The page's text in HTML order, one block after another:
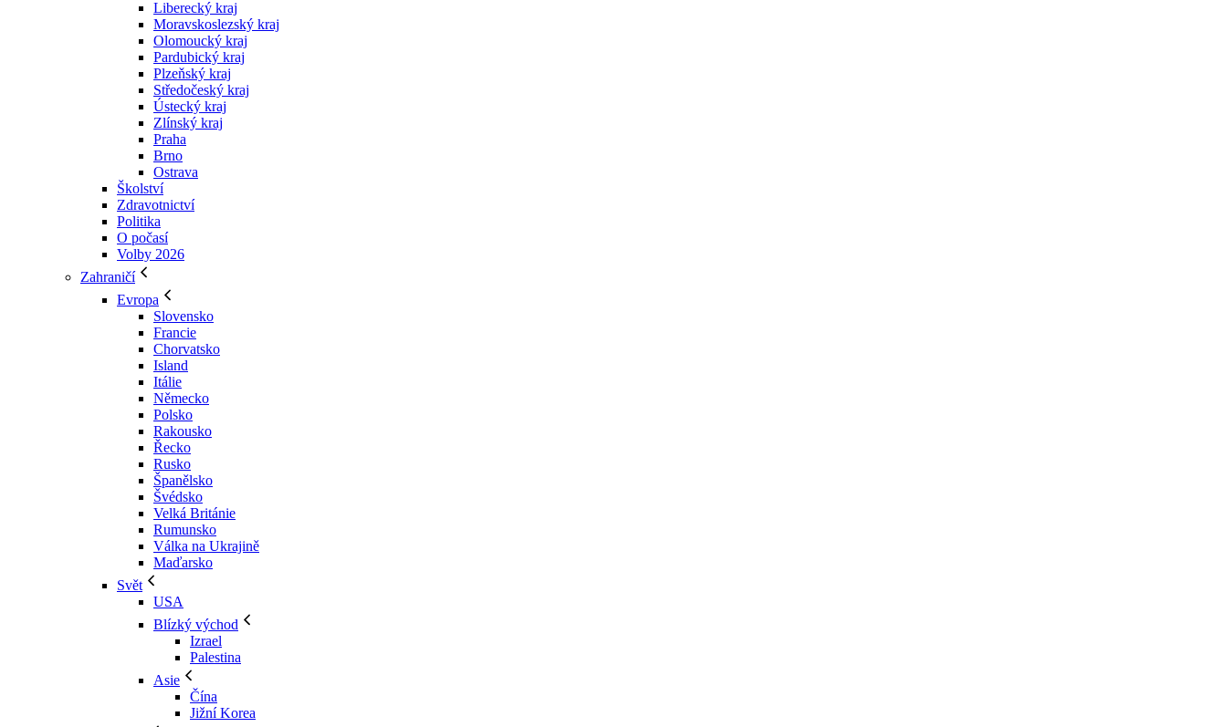
Liberecký kraj
Moravskoslezský kraj
Olomoucký kraj
Pardubický kraj
Plzeňský kraj
Středočeský kraj
Ústecký kraj
Zlínský kraj
Praha
Brno
Ostrava
Školství
Zdravotnictví
Politika
O počasí
Volby 2026
Zahraničí
Evropa
Slovensko
Francie
Chorvatsko
Island
Itálie
Německo
Polsko
Rakousko
Řecko
Rusko
Španělsko
Švédsko
Velká Británie
Rumunsko
Válka na Ukrajině
Maďarsko
Svět
USA
Blízký východ
Izrael
Palestina
Asie
Čína
Jižní Korea